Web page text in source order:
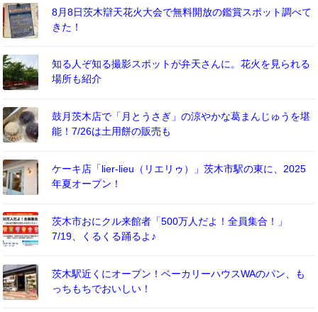
8月8日茨木辯天花火大会で無料開放の鑑賞スポット調べて
きた！
知る人ぞ知る撮影スポットが弁天さんに。花火を見られる
場所も紹介
鼓月茨木店で「月とうさぎ」の涼やかな葛まんじゅうを堪
能！7/26は土用餅の販売も
ケーキ店「lier-lieu（リエリゥ）」茨木市駅の東に、2025
年夏オープン！
茨木市おにクル来館者「500万人だよ！全員集合！」
7/19、くるくる踊るよ♪
茨木駅近くにオープン！ベーカリーハウスWAのパン、も
っちもちでおいしい！